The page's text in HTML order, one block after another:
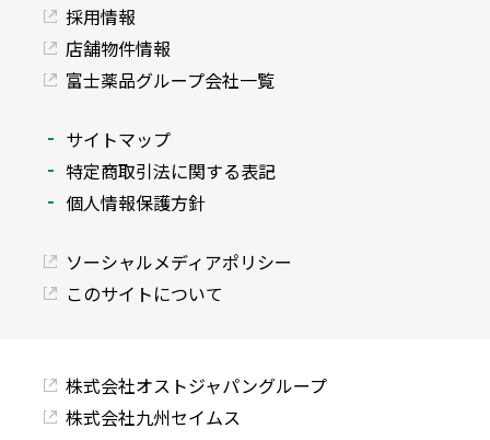
採用情報
店舗物件情報
富士薬品グループ会社一覧
サイトマップ
特定商取引法に関する表記
個人情報保護方針
ソーシャルメディアポリシー
このサイトについて
株式会社オストジャパングループ
株式会社九州セイムス